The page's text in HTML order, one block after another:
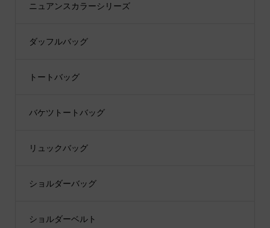
ニュアンスカラーシリーズ
ダッフルバッグ
トートバッグ
バケツトートバッグ
リュックバッグ
ショルダーバッグ
ショルダーベルト